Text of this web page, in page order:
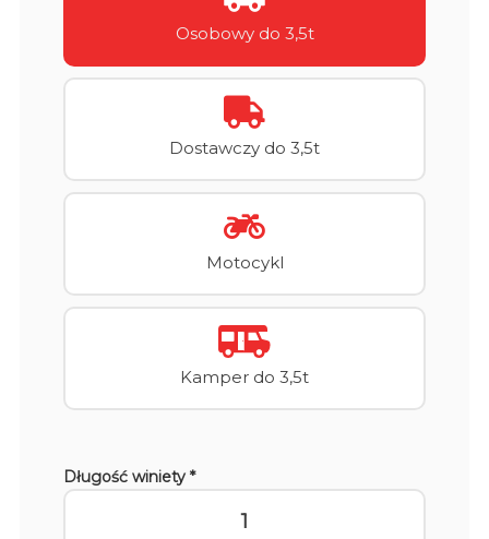
Osobowy do 3,5t
Dostawczy do 3,5t
Motocykl
Kamper do 3,5t
Długość winiety *
1